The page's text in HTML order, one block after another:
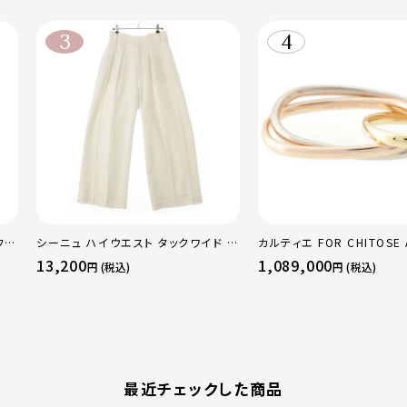
シーニュ ハイウエスト タックワイド パ
ンツ ボトムス オフホワイト 0
13,200円 (税込)
カルティエ FOR CHITOSE
sacai サカイ 750
リニティ リング 指輪 マル
1,089,000円 (税込)
最近チェックした商品